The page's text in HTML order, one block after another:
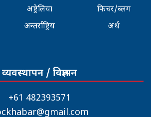
अष्ट्रेलिया
अन्तर्राष्ट्रिय
फिचर/ब्लग
अर्थ
व्यवस्थापन / विज्ञापन
+61 482393571